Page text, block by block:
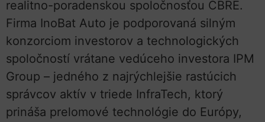
realitno-poradenskou spoločnosťou CBRE.
Firma InoBat Auto je podporovaná silným
konzorciom investorov a technologických
spoločností vrátane vedúceho investora IPM
Group – jedného z najrýchlejšie rastúcich
správcov aktív v triede InfraTech, ktorý
prináša prelomové technológie do Európy,